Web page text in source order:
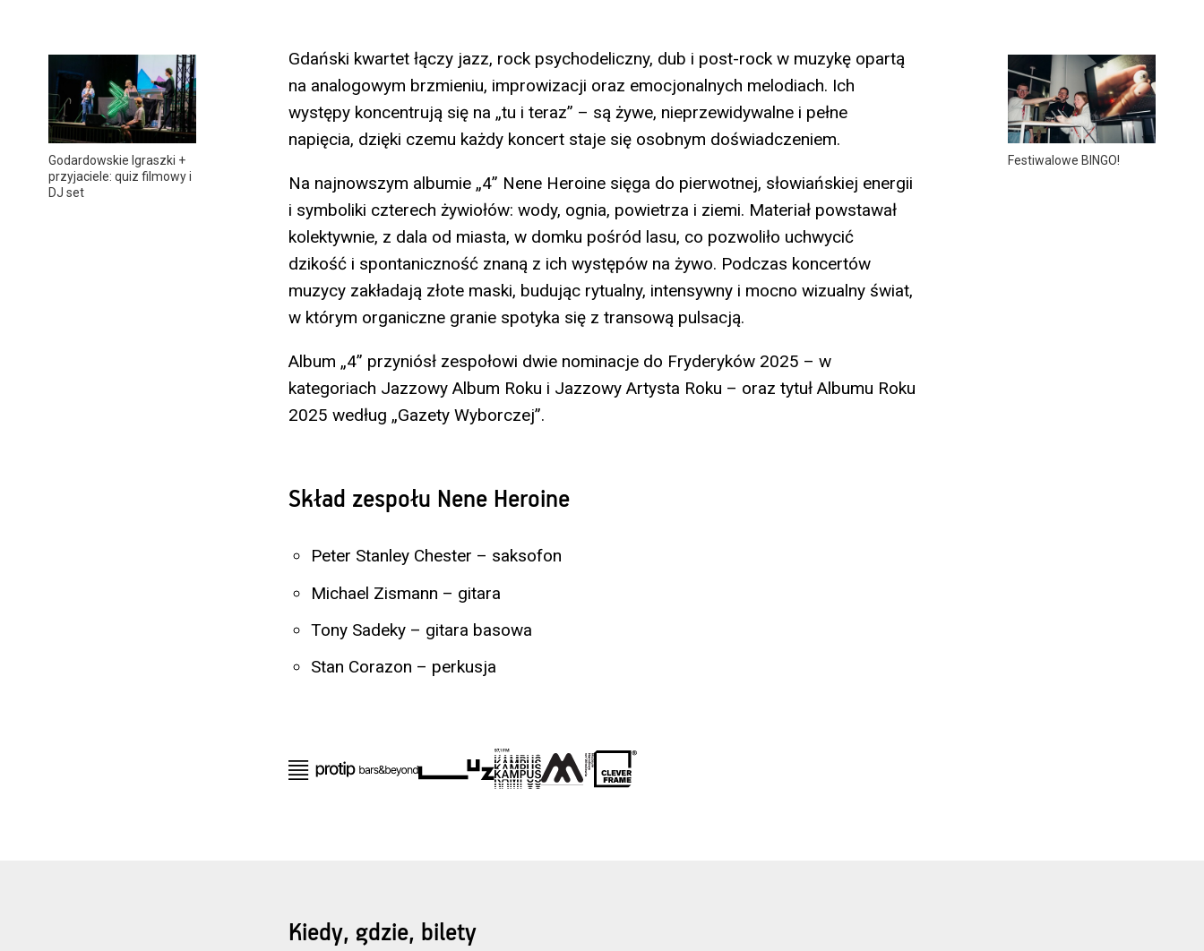
Godardowskie Igraszki +
przyjaciele: quiz filmowy i
DJ set
Festiwalowe BINGO!
Gdański kwartet łączy jazz, rock psychodeliczny, dub i post-rock w muzykę opartą
na analogowym brzmieniu, improwizacji oraz emocjonalnych melodiach. Ich
występy koncentrują się na „tu i teraz” – są żywe, nieprzewidywalne i pełne
napięcia, dzięki czemu każdy koncert staje się osobnym doświadczeniem.
Na najnowszym albumie „4” Nene Heroine sięga do pierwotnej, słowiańskiej energii
i symboliki czterech żywiołów: wody, ognia, powietrza i ziemi. Materiał powstawał
kolektywnie, z dala od miasta, w domku pośród lasu, co pozwoliło uchwycić
dzikość i spontaniczność znaną z ich występów na żywo. Podczas koncertów
muzycy zakładają złote maski, budując rytualny, intensywny i mocno wizualny świat,
w którym organiczne granie spotyka się z transową pulsacją.
Album „4” przyniósł zespołowi dwie nominacje do Fryderyków 2025 – w
kategoriach Jazzowy Album Roku i Jazzowy Artysta Roku – oraz tytuł Albumu Roku
2025 według „Gazety Wyborczej”.
Skład zespołu Nene Heroine
Peter Stanley Chester – saksofon
Michael Zismann – gitara
Tony Sadeky – gitara basowa
Stan Corazon – perkusja
Kiedy, gdzie, bilety